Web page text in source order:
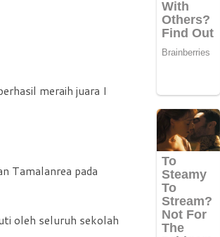
meraih juara I
Tamalanrea pada
oleh seluruh sekolah